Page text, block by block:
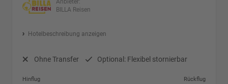
Anbieter:
BILLA Reisen
Hotelbeschreibung anzeigen
Ohne Transfer Optional: Flexibel stornierbar
Hinflug
Rückflug